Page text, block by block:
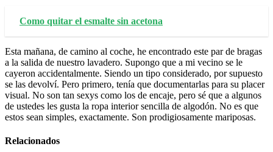
Como quitar el esmalte sin acetona
Esta mañana, de camino al coche, he encontrado este par de bragas
a la salida de nuestro lavadero. Supongo que a mi vecino se le
cayeron accidentalmente. Siendo un tipo considerado, por supuesto
se las devolví. Pero primero, tenía que documentarlas para su placer
visual. No son tan sexys como los de encaje, pero sé que a algunos
de ustedes les gusta la ropa interior sencilla de algodón. No es que
estos sean simples, exactamente. Son prodigiosamente mariposas.
Relacionados